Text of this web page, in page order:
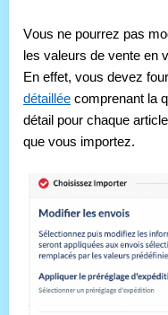
Vous ne pourrez pas
les valeurs de vente en
En effet, vous devez
détaillée comprenant la
détail pour chaque
que vous importez.